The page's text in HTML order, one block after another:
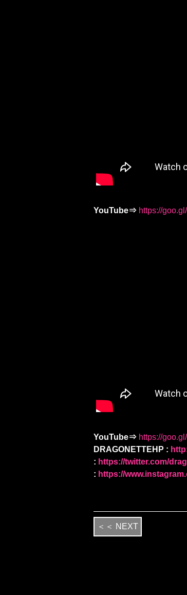
YouTube⇒ https://
YouTube⇒ https://
DRAGONETTE HP :
: https://twitter.com/
: https://
＜＜ NEXT